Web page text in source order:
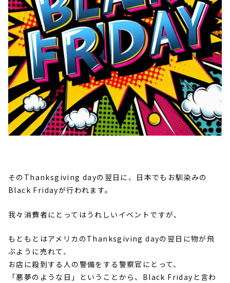
そのThanksgiving dayの翌日に、日本でもお馴染みの
Black Fridayが行われます。
我々消費者にとってはうれしいイベントですが、
もともとはアメリカのThanksgiving dayの翌日に物が飛
ぶように売れて、
お店に殺到する人の警備をする警察官にとって、
「悪夢のような日」ということから、Black Fridayと言わ